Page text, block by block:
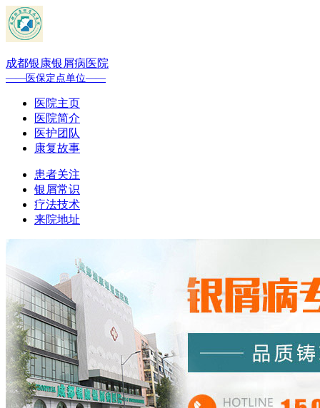
成都银康银屑病医院
——医保定点单位——
医院主页
医院简介
医护团队
康复故事
患者关注
银屑常识
疗法技术
来院地址